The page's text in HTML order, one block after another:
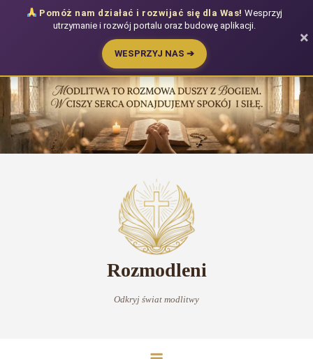
do
treści
Rozmodleni
Odkryj świat modlitwy
Pomóż nam działać i rozwijać się dla Was! Wesprzyj
utrzymanie i rozwój portalu oraz budowę aplikacji.
WESPRZYJ NAS ➔
×